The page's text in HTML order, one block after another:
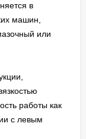
в
машин,
или
работы как
с левым